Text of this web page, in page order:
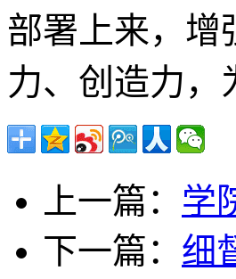
部署上来，增
力、创造力，
上一篇： 学
下一篇： 细